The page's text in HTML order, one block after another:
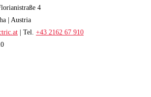
4
| Austria
| Tel. +43 2162 67 910